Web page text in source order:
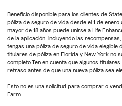
Beneficio disponible para los clientes de
póliza de seguro de vida desde el 1 de
mayor de 18 años puede unirse a Life
de la aplicación, incluyendo las
tengas una póliza de seguro de vida elegible
titulares de póliza en Florida y New York no
completo.Ten en cuenta que algunos
retraso antes de que una nueva póliza sea
Esto no es una solicitud para comprar o
Farm.